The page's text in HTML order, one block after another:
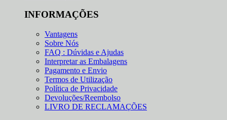
INFORMAÇÕES
Vantagens
Sobre Nós
FAQ : Dúvidas e Ajudas
Interpretar as Embalagens
Pagamento e Envio
Termos de Utilização
Política de Privacidade
Devoluções/Reembolso
LIVRO DE RECLAMAÇÕES